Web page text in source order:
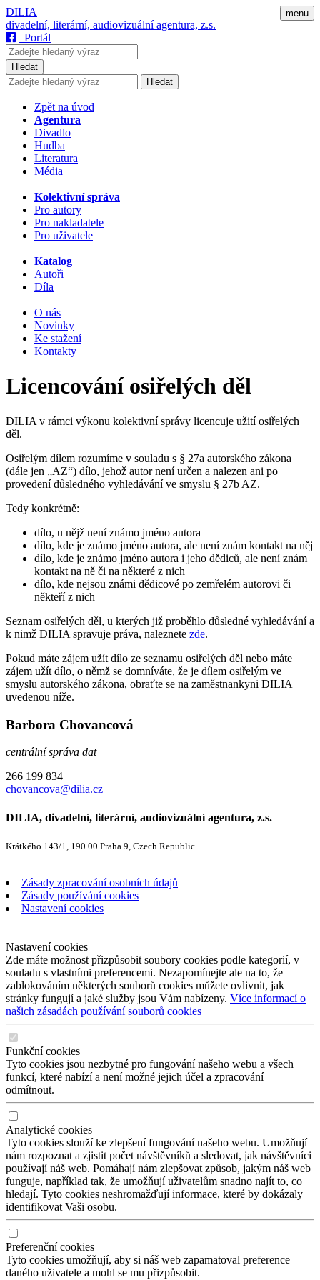
menu
DILIA
divadelní, literární, audiovizuální agentura, z.s.
Portál
Hledat
Hledat
Zpět na úvod
Agentura
Divadlo
Hudba
Literatura
Média
Kolektivní správa
Pro autory
Pro nakladatele
Pro uživatele
Katalog
Autoři
Díla
O nás
Novinky
Ke stažení
Kontakty
Licencování osiřelých děl
DILIA v rámci výkonu kolektivní správy licencuje užití osiřelých
děl.
Osiřelým dílem rozumíme v souladu s § 27a autorského zákona
(dále jen „AZ“) dílo, jehož autor není určen a nalezen ani po
provedení důsledného vyhledávání ve smyslu § 27b AZ.
Tedy konkrétně:
dílo, u nějž není známo jméno autora
dílo, kde je známo jméno autora, ale není znám kontakt na něj
dílo, kde je známo jméno autora i jeho dědiců, ale není znám
kontakt na ně či na některé z nich
dílo, kde nejsou známi dědicové po zemřelém autorovi či
někteří z nich
Seznam osiřelých děl, u kterých již proběhlo důsledné vyhledávání a
k nimž DILIA spravuje práva, naleznete zde.
Pokud máte zájem užít dílo ze seznamu osiřelých děl nebo máte
zájem užít dílo, o němž se domníváte, že je dílem osiřelým ve
smyslu autorského zákona, obraťte se na zaměstnankyni DILIA
uvedenou níže.
Barbora Chovancová
centrální správa dat
266 199 834
chovancova@dilia.cz
DILIA, divadelní, literární, audiovizuální agentura, z.s.
Krátkého 143/1, 190 00 Praha 9, Czech Republic
Zásady zpracování osobních údajů
Zásady používání cookies
Nastavení cookies
Nastavení cookies
Zde máte možnost přizpůsobit soubory cookies podle kategorií, v
souladu s vlastními preferencemi. Nezapomínejte ale na to, že
zablokováním některých souborů cookies můžete ovlivnit, jak
stránky fungují a jaké služby jsou Vám nabízeny. Více informací o
našich zásadách používání souborů cookies
Funkční cookies
Tyto cookies jsou nezbytné pro fungování našeho webu a všech
funkcí, které nabízí a není možné jejich účel a zpracování
odmítnout.
Analytické cookies
Tyto cookies slouží ke zlepšení fungování našeho webu. Umožňují
nám rozpoznat a zjistit počet návštěvníků a sledovat, jak návštěvníci
používají náš web. Pomáhají nám zlepšovat způsob, jakým náš web
funguje, například tak, že umožňují uživatelům snadno najít to, co
hledají. Tyto cookies neshromažďují informace, které by dokázaly
identifikovat Vaši osobu.
Preferenční cookies
Tyto cookies umožňují, aby si náš web zapamatoval preference
daného uživatele a mohl se mu přizpůsobit.